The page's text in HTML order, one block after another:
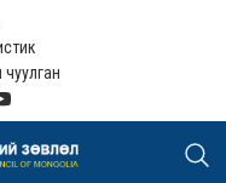
чуулган